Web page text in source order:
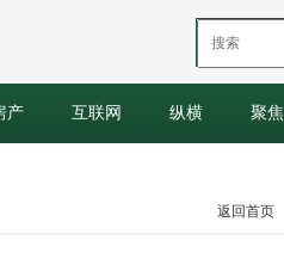
产 互联网 纵横 聚焦
返回首页